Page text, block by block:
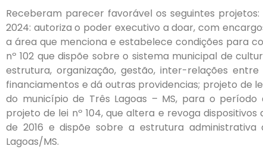
Receberam parecer favorável os seguintes
2024: autoriza o poder executivo a doar, com encargos,
a área que menciona e estabelece condições para
nº 102 que dispõe sobre o sistema municipal de
estrutura, organização, gestão, inter-relações
financiamentos e dá outras providencias; projeto de
do município de Três Lagoas – MS, para o
projeto de lei nº 104, que altera e revoga dispositivos
de 2016 e dispõe sobre a estrutura
Lagoas/MS.